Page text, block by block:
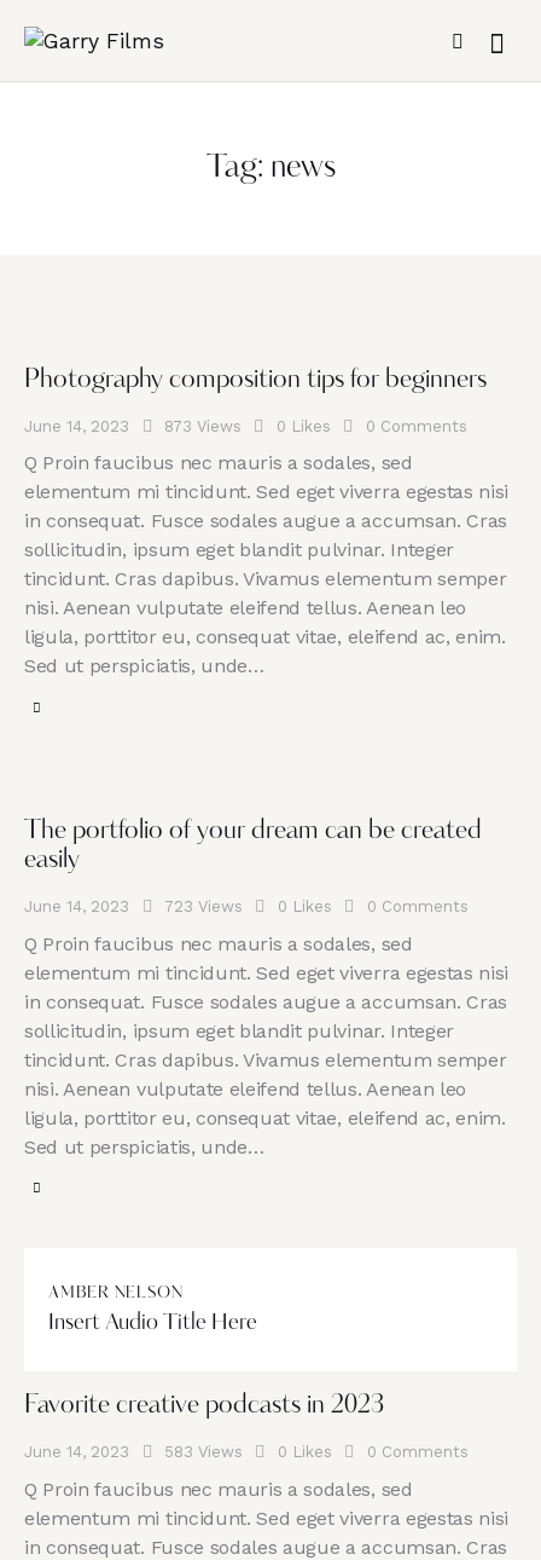
Tag: news
Photography composition tips for beginners
June 14, 2023 873 Views 0 Likes 0 Comments
Q Proin faucibus nec mauris a sodales, sed
elementum mi tincidunt. Sed eget viverra egestas nisi
in consequat. Fusce sodales augue a accumsan. Cras
sollicitudin, ipsum eget blandit pulvinar. Integer
tincidunt. Cras dapibus. Vivamus elementum semper
nisi. Aenean vulputate eleifend tellus. Aenean leo
ligula, porttitor eu, consequat vitae, eleifend ac, enim.
Sed ut perspiciatis, unde…
The portfolio of your dream can be created
easily
June 14, 2023 723 Views 0 Likes 0 Comments
Q Proin faucibus nec mauris a sodales, sed
elementum mi tincidunt. Sed eget viverra egestas nisi
in consequat. Fusce sodales augue a accumsan. Cras
sollicitudin, ipsum eget blandit pulvinar. Integer
tincidunt. Cras dapibus. Vivamus elementum semper
nisi. Aenean vulputate eleifend tellus. Aenean leo
ligula, porttitor eu, consequat vitae, eleifend ac, enim.
Sed ut perspiciatis, unde…
AMBER NELSON
Insert Audio Title Here
Favorite creative podcasts in 2023
June 14, 2023 583 Views 0 Likes 0 Comments
Q Proin faucibus nec mauris a sodales, sed
elementum mi tincidunt. Sed eget viverra egestas nisi
in consequat. Fusce sodales augue a accumsan. Cras